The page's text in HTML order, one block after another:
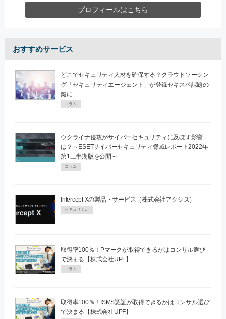
プロフィールはこちら
おすすめサービス
どこでセキュリティ人材を確保する？クラウドソーシン
グ「セキュリティエージェント」が登録セキスペ課題の
鍵に
コラム
ウクライナ侵攻がサイバーセキュリティに及ぼす影響
は？～ESETサイバーセキュリティ脅威レポート2022年
第1三半期版を公開～
コラム
Intercept Xの製品・サービス（株式会社アクシス）
セキュリティPR
取得率100％！Pマークが取得できるかはコンサル選び
で決まる【株式会社UPF】
コラム
取得率100％！ISMS認証が取得できるかはコンサル選び
で決まる【株式会社UPF】